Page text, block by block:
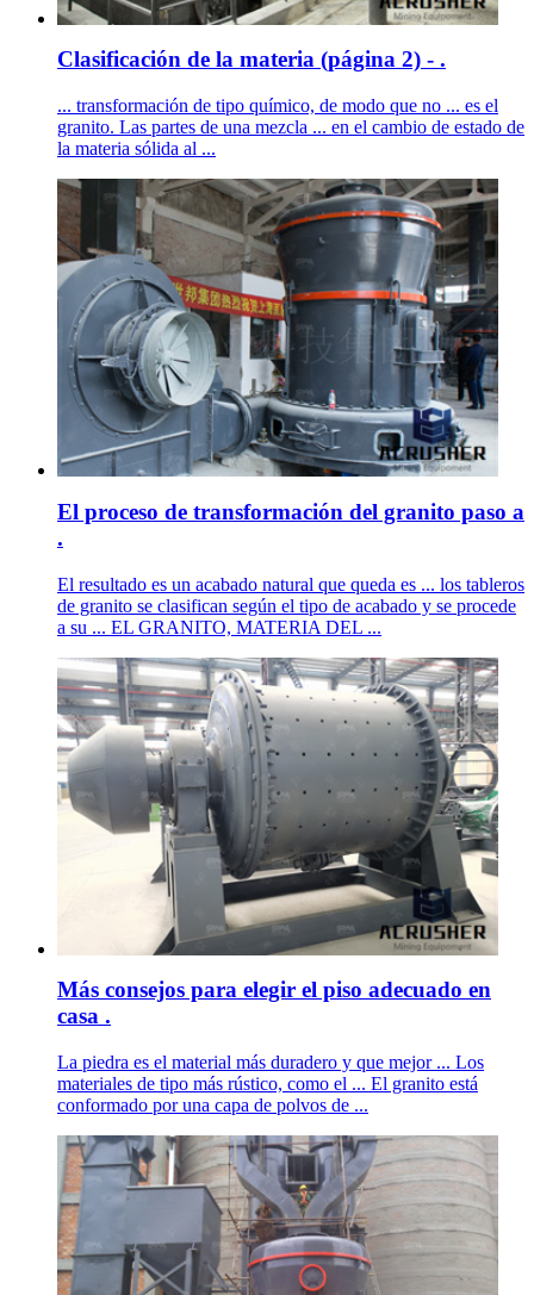
Clasificación de la materia (página 2) - .
... transformación de tipo químico, de modo que no ... es el
granito. Las partes de una mezcla ... en el cambio de estado de
la materia sólida al ...
El proceso de transformación del granito paso a
.
El resultado es un acabado natural que queda es ... los tableros
de granito se clasifican según el tipo de acabado y se procede
a su ... EL GRANITO, MATERIA DEL ...
Más consejos para elegir el piso adecuado en
casa .
La piedra es el material más duradero y que mejor ... Los
materiales de tipo más rústico, como el ... El granito está
conformado por una capa de polvos de ...